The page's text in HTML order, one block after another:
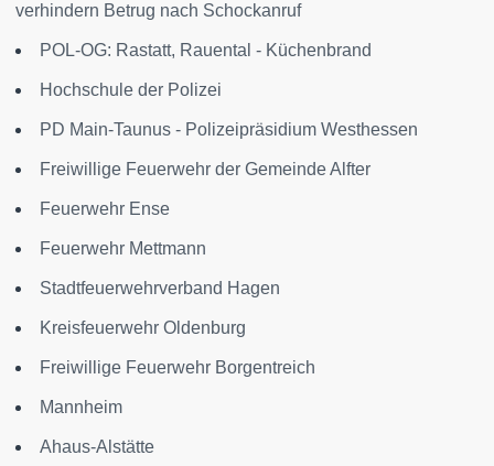
verhindern Betrug nach Schockanruf
POL-OG: Rastatt, Rauental - Küchenbrand
Hochschule der Polizei
PD Main-Taunus - Polizeipräsidium Westhessen
Freiwillige Feuerwehr der Gemeinde Alfter
Feuerwehr Ense
Feuerwehr Mettmann
Stadtfeuerwehrverband Hagen
Kreisfeuerwehr Oldenburg
Freiwillige Feuerwehr Borgentreich
Mannheim
Ahaus-Alstätte